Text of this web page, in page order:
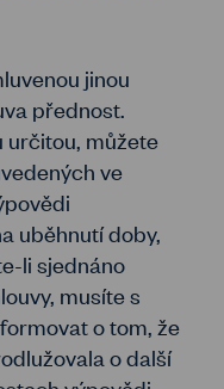
jinou
přednost.
určitou, můžete
ve
uběhnutí doby,
li sjednáno
musíte s
o tom, že
o další